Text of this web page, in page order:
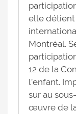
elle détient
Montréal.
12 de la
l’enfant.
sur au
œuvre de